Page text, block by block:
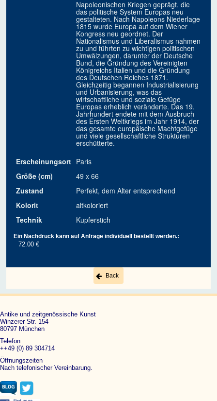
Napoleonischen Kriegen geprägt, die
das politische System Europas neu
gestalteten. Nach Napoleons Niederlage
1815 wurde Europa auf dem Wiener
Kongress neu geordnet. Der
Nationalismus und Liberalismus nahmen
zu und führten zu wichtigen politischen
Umwälzungen, darunter der Deutsche
Bund, die Gründung des Vereinigten
Königreichs Italien und die Gründung
des Deutschen Reiches 1871.
Gleichzeitig begannen Industrialisierung
und Urbanisierung, was das
wirtschaftliche und soziale Gefüge
Europas erheblich veränderte. Das 19.
Jahrhundert endete mit dem Ausbruch
des Ersten Weltkriegs im Jahr 1914, der
das gesamte europäische Machtgefüge
und viele gesellschaftliche Strukturen
erschütterte.
Erscheinungsort Paris
Größe (cm)
49 x 66
Zustand
Perfekt, dem Alter entsprechend
Kolorit
altkoloriert
Technik
Kupferstich
Ein Nachdruck kann auf Anfrage individuell bestellt werden.:
72.00 €
Back
Antike und zeitgenössische Kunst
Winzerer Str. 154
80797 München
Telefon
++49 (0) 89 304714
Öffnungszeiten
Nach telefonischer Vereinbarung.